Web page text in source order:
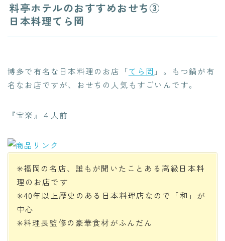
料亭ホテルのおすすめおせち③
日本料理てら岡
博多で有名な日本料理のお店「てら岡 」。もつ鍋が有
名なお店ですが、おせちの人気もすごいんです。
『宝楽』４人前
✳️福岡の名店、誰もが聞いたことある高級日本料
理のお店です
✳️40年以上歴史のある日本料理店なので「和」が
中心
✳️料理長監修の豪華食材がふんだん